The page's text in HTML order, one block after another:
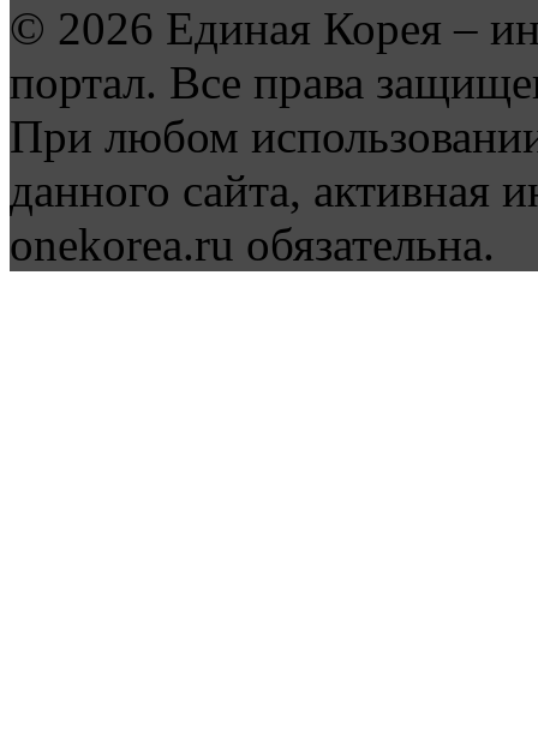
© 2026 Единая Корея –
портал. Все права
При любом
данного сайта, активная
onekorea.ru обязательна.